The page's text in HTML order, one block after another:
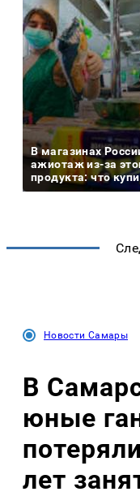
В магазинах
ажиотаж из-за
продукта: что
Новости Самары
В
юные
лет